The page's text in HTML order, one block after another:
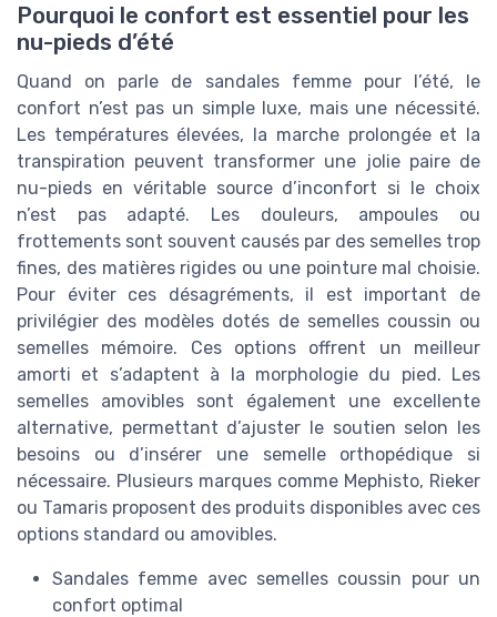
Pourquoi le confort est essentiel pour les
nu-pieds d’été
Quand on parle de sandales femme pour l’été, le
confort n’est pas un simple luxe, mais une nécessité.
Les températures élevées, la marche prolongée et la
transpiration peuvent transformer une jolie paire de
nu-pieds en véritable source d’inconfort si le choix
n’est pas adapté. Les douleurs, ampoules ou
frottements sont souvent causés par des semelles trop
fines, des matières rigides ou une pointure mal choisie.
Pour éviter ces désagréments, il est important de
privilégier des modèles dotés de semelles coussin ou
semelles mémoire. Ces options offrent un meilleur
amorti et s’adaptent à la morphologie du pied. Les
semelles amovibles sont également une excellente
alternative, permettant d’ajuster le soutien selon les
besoins ou d’insérer une semelle orthopédique si
nécessaire. Plusieurs marques comme Mephisto, Rieker
ou Tamaris proposent des produits disponibles avec ces
options standard ou amovibles.
Sandales femme avec semelles coussin pour un
confort optimal